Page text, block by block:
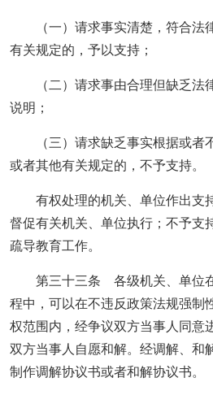
（一）请求事实清楚，符合
有关规定的，予以支持；
（二）请求事由合理但缺乏
说明；
（三）请求缺乏事实根据或
或者其他有关规定的，不予支持。
有权处理的机关、单位作出支
督促有关机关、单位执行；不予支
疏导教育工作。
第三十三条 各级机关、单位
程中，可以在不违反政策法规强制
权范围内，经争议双方当事人同意
双方当事人自愿和解。经调解、和
制作调解协议书或者和解协议书。